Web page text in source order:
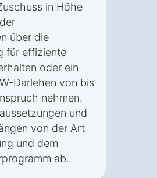
in Höhe
über die
für effiziente
oder ein
Darlehen von bis
nehmen.
und
von der Art
und dem
ab.